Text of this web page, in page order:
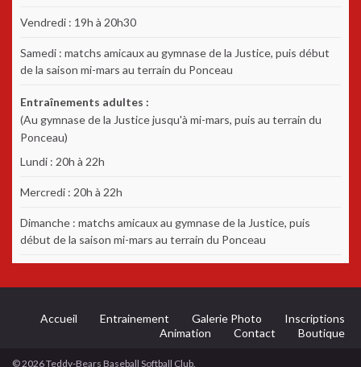
Vendredi : 19h à 20h30
Samedi : matchs amicaux au gymnase de la Justice, puis début
de la saison mi-mars au terrain du Ponceau
Entraînements adultes :
(Au gymnase de la Justice jusqu'à mi-mars, puis au terrain du
Ponceau)
Lundi : 20h à 22h
Mercredi : 20h à 22h
Dimanche : matchs amicaux au gymnase de la Justice, puis
début de la saison mi-mars au terrain du Ponceau
Accueil Entrainement Galerie Photo
Inscriptions
Animation
Contact Boutique
© 2026 Teddy-Bears Baseball Softball Club.